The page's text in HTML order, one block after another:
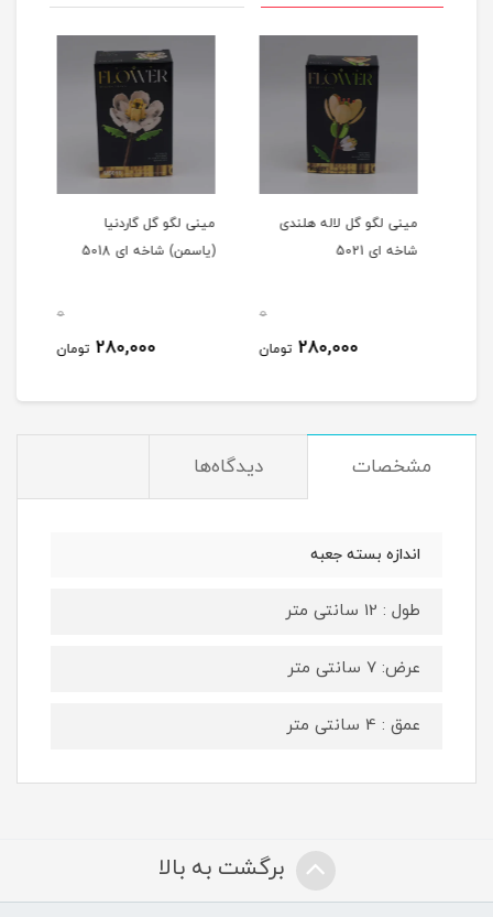
مینی لگو گل لاله هلندی
شاخه ای 5021
280,000 تومان
مینی لگو گل گاردنیا
(یاسمن) شاخه ای 5018
280,000 تومان
مشخصات دیدگاه‌ها
اندازه بسته جعبه
طول : 12 سانتی متر
عرض: 7 سانتی متر
عمق : 4 سانتی متر
برگشت به بالا